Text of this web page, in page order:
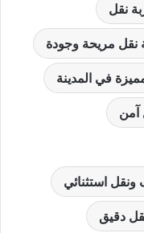
نقل
نقل مريحة وجودة
في المدينة
آمن
ونقل استثنائي
دقيق